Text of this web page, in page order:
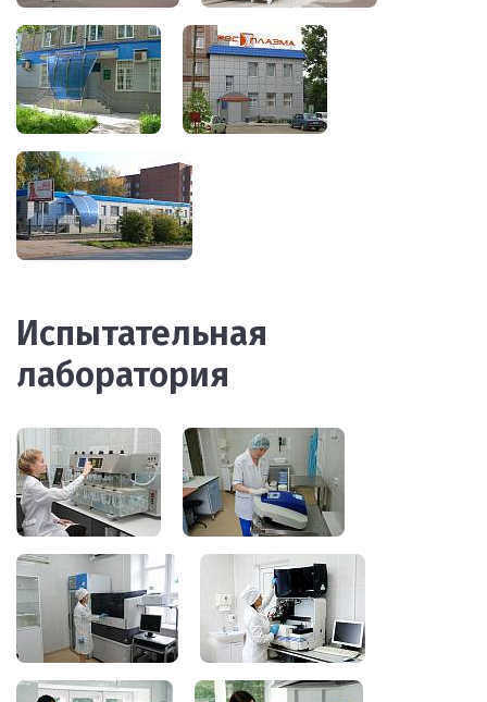
Испытательная
лаборатория